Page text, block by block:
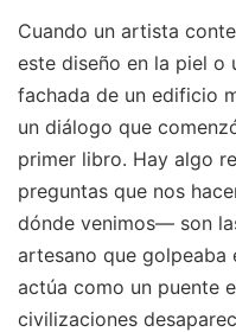
Cuando un artista
este diseño en la piel o
fachada de un edificio
un diálogo que
primer libro. Hay algo
preguntas que nos
dónde venimos— son
artesano que golpeaba
actúa como un puente
civilizaciones